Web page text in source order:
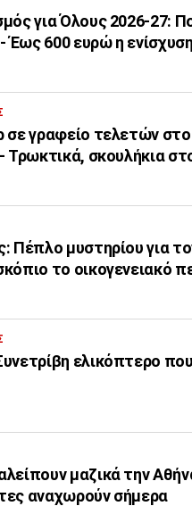
για Όλους 2026-27:
Έως 600 ευρώ η ενίσχυση
σε γραφείο τελετών
Τρωκτικά, σκουλήκια
Πέπλο μυστηρίου για
το οικογενειακό
ελικόπτερο
μαζικά την
αναχωρούν σήμερα